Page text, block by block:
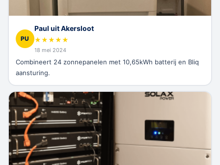
PU
Paul uit Akersloot
★★★★★
18 mei 2024
Combineert 24 zonnepanelen met 10,65kWh batterij en Bliq
aansturing.